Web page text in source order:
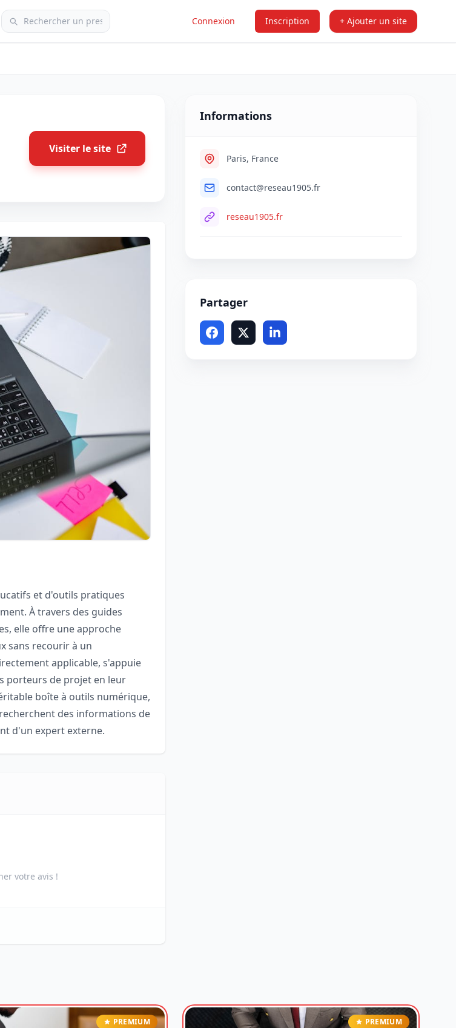
Connexion Inscription + Ajouter un site
Visiter le site
et d'outils pratiques
À travers des guides
elle offre une approche
sans recourir à un
applicable, s'appuie
porteurs de projet en leur
boîte à outils numérique,
des informations de
d'un expert externe.
votre avis !
Informations
Paris, France
contact@reseau1905.fr
reseau1905.fr
Partager
PREMIUM PREMIUM